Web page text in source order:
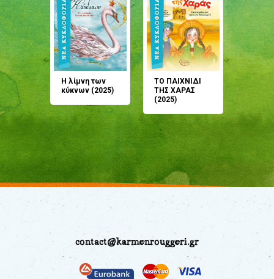
Η λίμνη των
κύκνων (2025)
ΤΟ ΠΑΙΧΝΙΔΙ
ΤΗΣ ΧΑΡΑΣ
(2025)
μου;
(2024)
contact@karmenrouggeri.gr